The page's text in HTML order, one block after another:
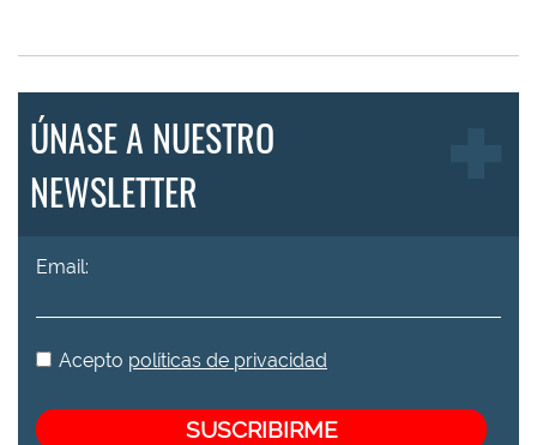
ÚNASE A NUESTRO
NEWSLETTER
Email:
Acepto políticas de privacidad